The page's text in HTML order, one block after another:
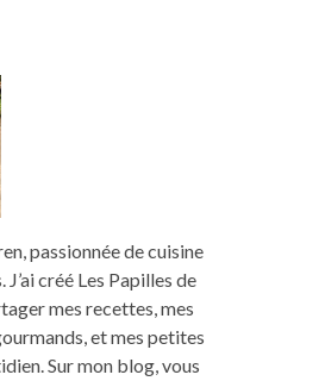
passionnée de cuisine
créé Les Papilles de
mes recettes, mes
et mes petites
Sur mon blog, vous